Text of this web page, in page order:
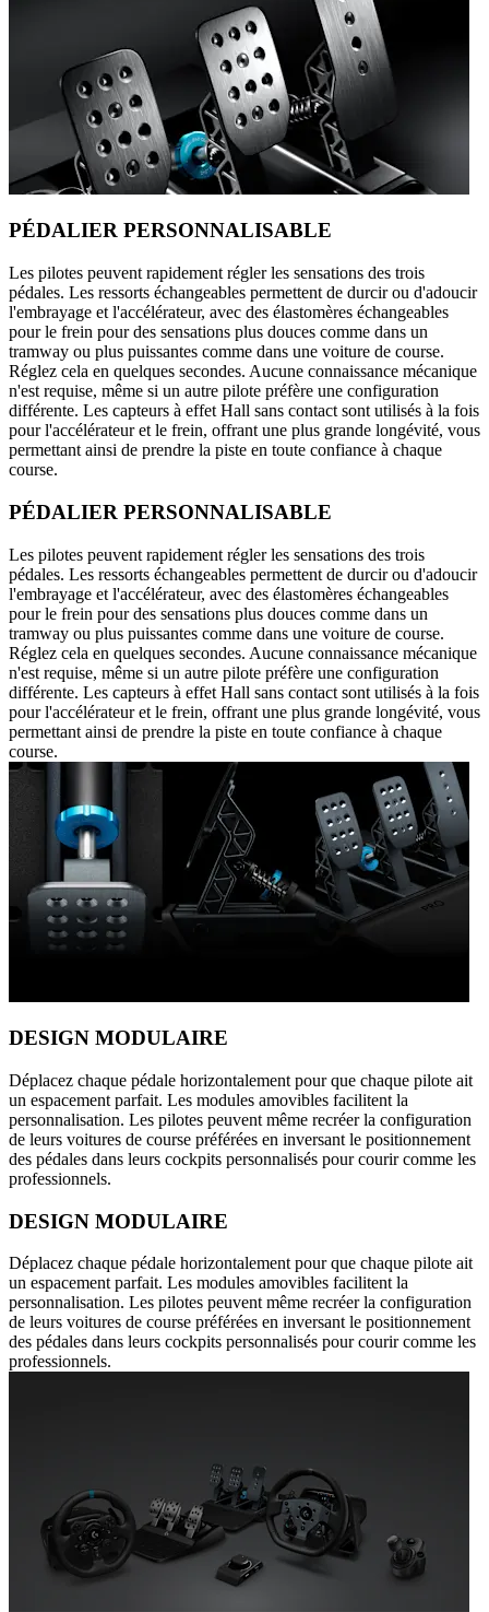
PÉDALIER PERSONNALISABLE
Les pilotes peuvent rapidement régler les sensations des trois
pédales. Les ressorts échangeables permettent de durcir ou d'adoucir
l'embrayage et l'accélérateur, avec des élastomères échangeables
pour le frein pour des sensations plus douces comme dans un
tramway ou plus puissantes comme dans une voiture de course.
Réglez cela en quelques secondes. Aucune connaissance mécanique
n'est requise, même si un autre pilote préfère une configuration
différente. Les capteurs à effet Hall sans contact sont utilisés à la fois
pour l'accélérateur et le frein, offrant une plus grande longévité, vous
permettant ainsi de prendre la piste en toute confiance à chaque
course.
PÉDALIER PERSONNALISABLE
Les pilotes peuvent rapidement régler les sensations des trois
pédales. Les ressorts échangeables permettent de durcir ou d'adoucir
l'embrayage et l'accélérateur, avec des élastomères échangeables
pour le frein pour des sensations plus douces comme dans un
tramway ou plus puissantes comme dans une voiture de course.
Réglez cela en quelques secondes. Aucune connaissance mécanique
n'est requise, même si un autre pilote préfère une configuration
différente. Les capteurs à effet Hall sans contact sont utilisés à la fois
pour l'accélérateur et le frein, offrant une plus grande longévité, vous
permettant ainsi de prendre la piste en toute confiance à chaque
course.
DESIGN MODULAIRE
Déplacez chaque pédale horizontalement pour que chaque pilote ait
un espacement parfait. Les modules amovibles facilitent la
personnalisation. Les pilotes peuvent même recréer la configuration
de leurs voitures de course préférées en inversant le positionnement
des pédales dans leurs cockpits personnalisés pour courir comme les
professionnels.
DESIGN MODULAIRE
Déplacez chaque pédale horizontalement pour que chaque pilote ait
un espacement parfait. Les modules amovibles facilitent la
personnalisation. Les pilotes peuvent même recréer la configuration
de leurs voitures de course préférées en inversant le positionnement
des pédales dans leurs cockpits personnalisés pour courir comme les
professionnels.